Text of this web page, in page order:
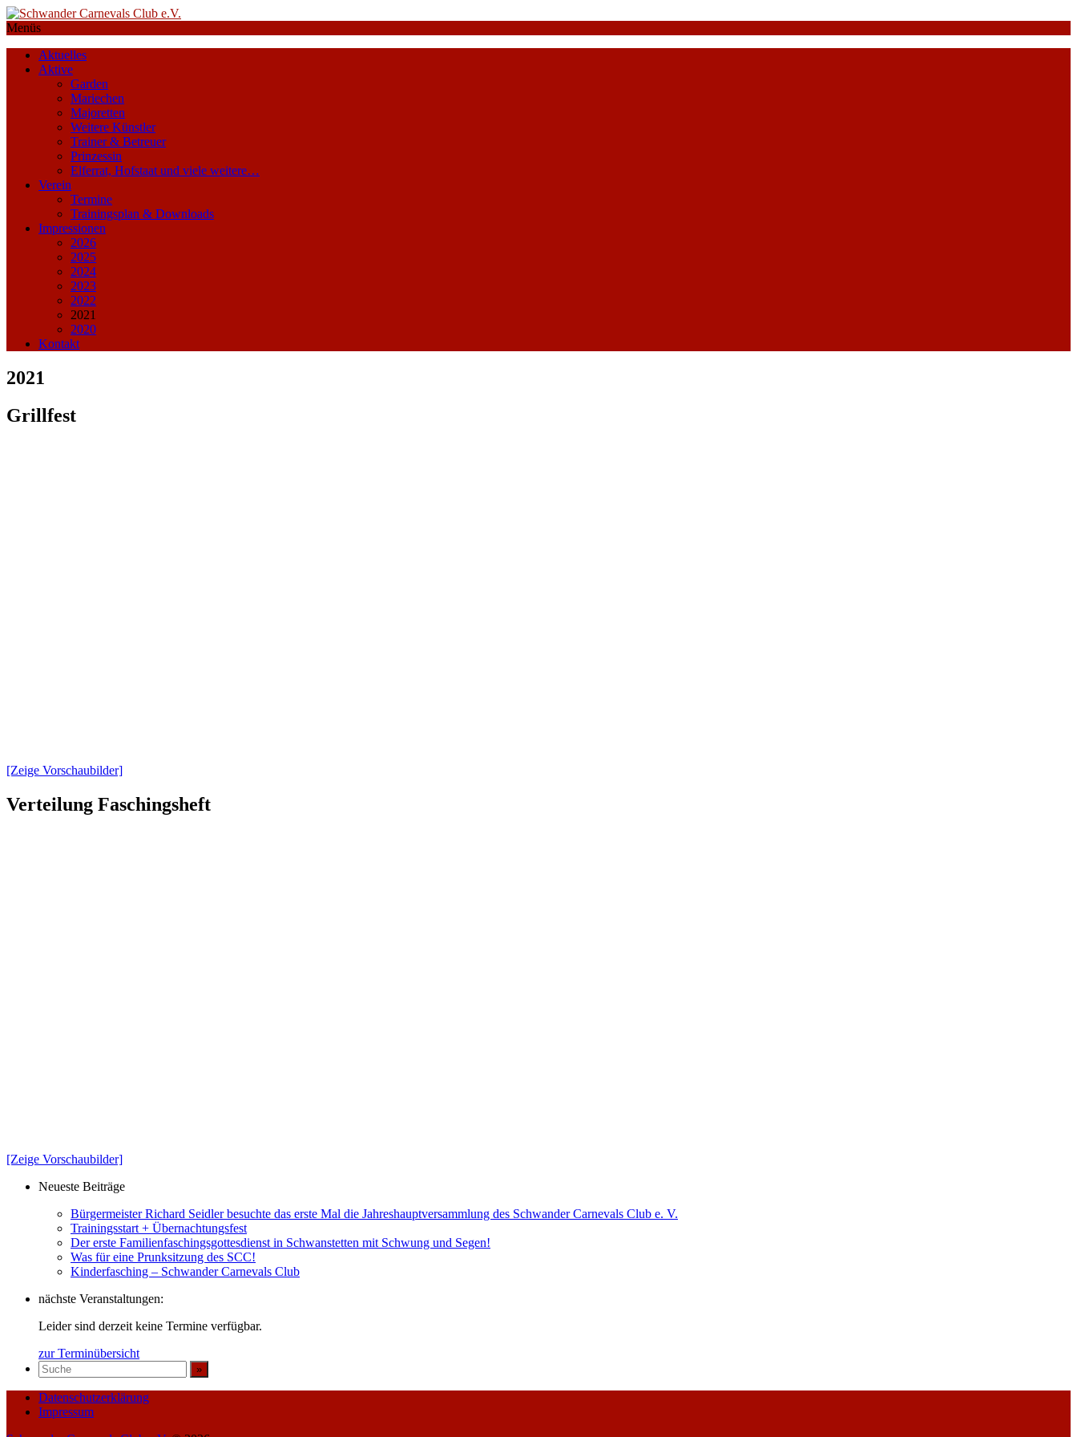
Menüs
Aktuelles
Aktive
Garden
Mariechen
Majoretten
Weitere Künstler
Trainer & Betreuer
Prinzessin
Elferrat, Hofstaat und viele weitere…
Verein
Termine
Trainingsplan & Downloads
Impressionen
2026
2025
2024
2023
2022
2021
2020
Kontakt
2021
Grillfest
[Zeige Vorschaubilder]
Verteilung Faschingsheft
[Zeige Vorschaubilder]
Neueste Beiträge
Bürgermeister Richard Seidler besuchte das erste Mal die Jahreshauptversammlung des Schwander Carnevals Club e. V.
Trainingsstart + Übernachtungsfest
Der erste Familienfaschingsgottesdienst in Schwanstetten mit Schwung und Segen!
Was für eine Prunksitzung des SCC!
Kinderfasching – Schwander Carnevals Club
nächste Veranstaltungen:
Leider sind derzeit keine Termine verfügbar.
zur Terminübersicht
Datenschutzerklärung
Impressum